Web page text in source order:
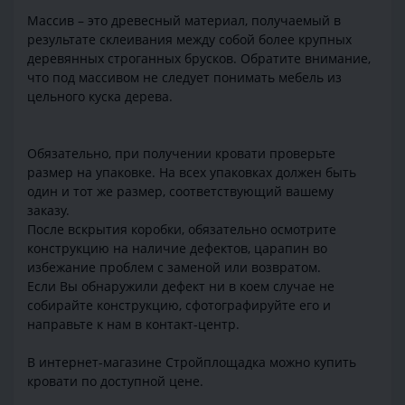
Массив – это древесный материал, получаемый в
результате склеивания между собой более крупных
деревянных строганных брусков. Обратите внимание,
что под массивом не следует понимать мебель из
цельного куска дерева.
Обязательно, при получении кровати проверьте
размер на упаковке. На всех упаковках должен быть
один и тот же размер, соответствующий вашему
заказу.
После вскрытия коробки, обязательно осмотрите
конструкцию на наличие дефектов, царапин во
избежание проблем с заменой или возвратом.
Если Вы обнаружили дефект ни в коем случае не
собирайте конструкцию, сфотографируйте его и
направьте к нам в контакт-центр.
В интернет-магазине Стройплощадка можно купить
кровати по доступной цене.